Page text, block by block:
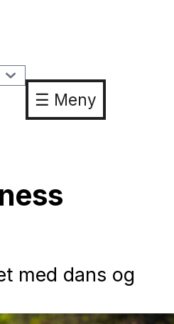
☰ Meny
med dans og